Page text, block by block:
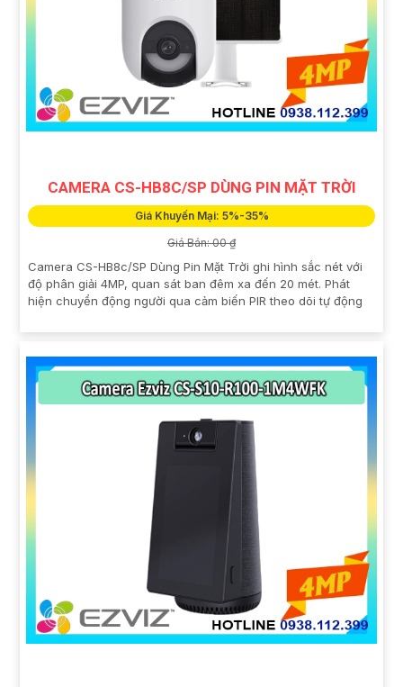
CAMERA CS-HB8C/SP DÙNG PIN MẶT TRỜI
Giá Khuyến Mại: 5%-35%
Giá Bán: 00 ₫
Camera CS-HB8c/SP Dùng Pin Mặt Trời ghi hình sắc nét với
độ phân giải 4MP, quan sát ban đêm xa đến 20 mét. Phát
hiện chuyển động người qua cảm biến PIR theo dõi tự động